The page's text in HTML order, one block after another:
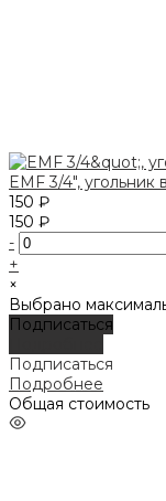
EMF 3/4", угольник
150 ₽
150 ₽
-
+
×
Выбрано
Подписаться
Подписаться
Подробнее
Общая стоимость